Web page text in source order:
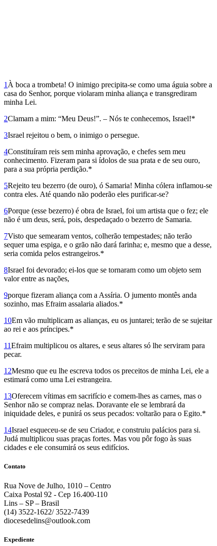
1 À boca a trombeta! O inimigo precipita-se como uma águia sobre a
casa do Senhor, porque violaram minha aliança e transgrediram
minha Lei.
2Clamam a mim: “Meu Deus!”. – Nós te conhecemos, Israel!*
3Israel rejeitou o bem, o inimigo o persegue.
4Constituíram reis sem minha aprovação, e chefes sem meu
conhecimento. Fizeram para si ídolos de sua prata e de seu ouro,
para a sua própria perdição.*
5Rejeito teu bezerro (de ouro), ó Samaria! Minha cólera inflamou-se
contra eles. Até quando não poderão eles purificar-se?
6Porque (esse bezerro) é obra de Israel, foi um artista que o fez; ele
não é um deus, será, pois, despedaçado o bezerro de Samaria.
7Visto que semearam ventos, colherão tempestades; não terão
sequer uma espiga, e o grão não dará farinha; e, mesmo que a desse,
seria comida pelos estrangeiros.*
8Israel foi devorado; ei-los que se tornaram como um objeto sem
valor entre as nações,
9porque fizeram aliança com a Assíria. O jumento montês anda
sozinho, mas Efraim assalaria aliados.*
10Em vão multiplicam as alianças, eu os juntarei; terão de se sujeitar
ao rei e aos príncipes.*
11Efraim multiplicou os altares, e seus altares só lhe serviram para
pecar.
12Mesmo que eu lhe escreva todos os preceitos de minha Lei, ele a
estimará como uma Lei estrangeira.
13Oferecem vítimas em sacrifício e comem-lhes as carnes, mas o
Senhor não se compraz nelas. Doravante ele se lembrará da
iniquidade deles, e punirá os seus pecados: voltarão para o Egito.*
14Israel esqueceu-se de seu Criador, e construiu palácios para si.
Judá multiplicou suas praças fortes. Mas vou pôr fogo às suas
cidades e ele consumirá os seus edifícios.
Contato
Rua Nove de Julho, 1010 – Centro
Caixa Postal 92 - Cep 16.400-110
Lins – SP – Brasil
(14) 3522-1622/ 3522-7439
diocesedelins@outlook.com
Expediente